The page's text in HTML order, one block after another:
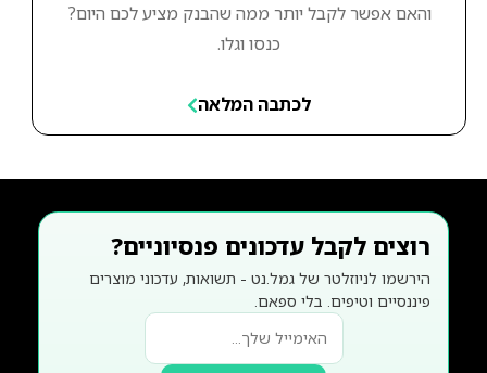
והאם אפשר לקבל יותר ממה שהבנק מציע לכם היום?
כנסו וגלו.
לכתבה המלאה
רוצים לקבל עדכונים פנסיוניים?
הירשמו לניוזלטר של גמל.נט - תשואות, עדכוני מוצרים
פיננסיים וטיפים. בלי ספאם.